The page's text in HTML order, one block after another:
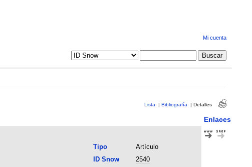
Mi cuenta
Lista | Bibliografía | Detalles
Enlaces
Tipo
Artículo
ID Snow
2540